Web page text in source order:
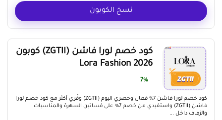
نسخ الكوبون
كود خصم لورا فاشن (ZGTII) كوبون
Lora Fashion 2026
7%
كود خصم لورا فاشن 7% فعال وحصري اليوم (ZGTII) وفّري أكثر مع كود خصم لورا
فاشن (ZGTII) واستفيدي من خصم 7% على فساتين السهرة والمناسبات
والزفاف داخل ...